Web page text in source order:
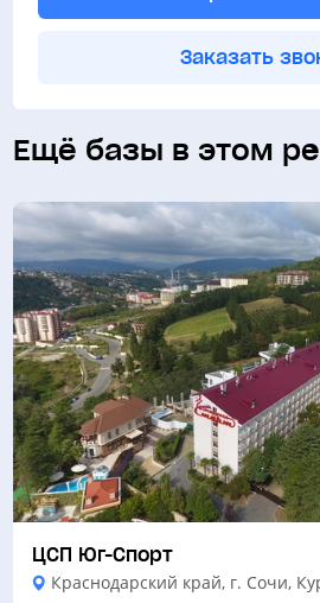
Заказать
Ещё базы в этом
ЦСП Юг-Спорт
Краснодарский край, г. Сочи,